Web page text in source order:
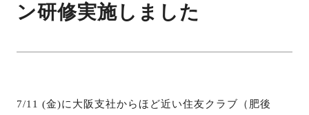
ン研修実施しました
7/11 (金)に大阪支社からほど近い住友クラブ（肥後